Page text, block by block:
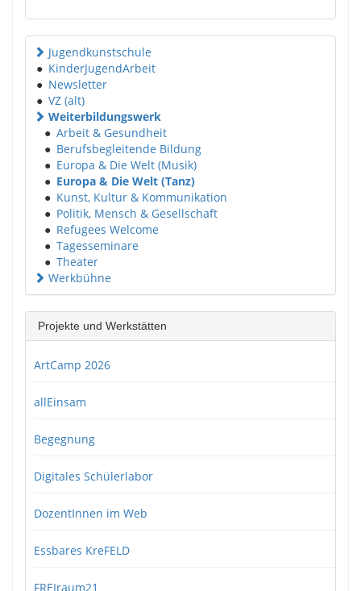
Jugendkunstschule
● KinderJugendArbeit
● Newsletter
● VZ (alt)
Weiterbildungswerk
● Arbeit & Gesundheit
● Berufsbegleitende Bildung
● Europa & Die Welt (Musik)
● Europa & Die Welt (Tanz)
● Kunst, Kultur & Kommunikation
● Politik, Mensch & Gesellschaft
● Refugees Welcome
● Tagesseminare
● Theater
Werkbühne
Projekte und Werkstätten
ArtCamp 2026
allEinsam
Begegnung
Digitales Schülerlabor
DozentInnen im Web
Essbares KreFELD
FREIraum21